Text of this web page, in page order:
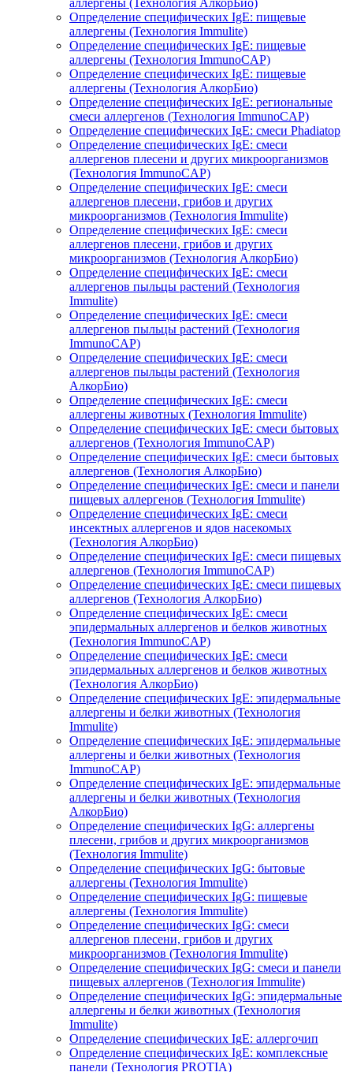
аллергены (Технология АлкорБио)
Определение специфических IgE: пищевые
аллергены (Технология Immulite)
Определение специфических IgE: пищевые
аллергены (Технология ImmunoCAP)
Определение специфических IgE: пищевые
аллергены (Технология АлкорБио)
Определение специфических IgE: региональные
смеси аллергенов (Технология ImmunoCAP)
Определение специфических IgE: смеси Phadiatop
Определение специфических IgE: смеси
аллергенов плесени и других микроорганизмов
(Технология ImmunoCAP)
Определение специфических IgE: смеси
аллергенов плесени, грибов и других
микроорганизмов (Технология Immulite)
Определение специфических IgE: смеси
аллергенов плесени, грибов и других
микроорганизмов (Технология АлкорБио)
Определение специфических IgE: смеси
аллергенов пыльцы растений (Технология
Immulite)
Определение специфических IgE: смеси
аллергенов пыльцы растений (Технология
ImmunoCAP)
Определение специфических IgE: смеси
аллергенов пыльцы растений (Технология
АлкорБио)
Определение специфических IgE: смеси
аллергены животных (Технология Immulite)
Определение специфических IgE: смеси бытовых
аллергенов (Технология ImmunoCAP)
Определение специфических IgE: смеси бытовых
аллергенов (Технология АлкорБио)
Определение специфических IgE: смеси и панели
пищевых аллергенов (Технология Immulite)
Определение специфических IgE: смеси
инсектных аллергенов и ядов насекомых
(Технология АлкорБио)
Определение специфических IgE: смеси пищевых
аллергенов (Технология ImmunoCAP)
Определение специфических IgE: смеси пищевых
аллергенов (Технология АлкорБио)
Определение специфических IgE: смеси
эпидермальных аллергенов и белков животных
(Технология ImmunoCAP)
Определение специфических IgE: смеси
эпидермальных аллергенов и белков животных
(Технология АлкорБио)
Определение специфических IgE: эпидермальные
аллергены и белки животных (Технология
Immulite)
Определение специфических IgE: эпидермальные
аллергены и белки животных (Технология
ImmunoCAP)
Определение специфических IgE: эпидермальные
аллергены и белки животных (Технология
АлкорБио)
Определение специфических IgG: аллергены
плесени, грибов и других микроорганизмов
(Технология Immulite)
Определение специфических IgG: бытовые
аллергены (Технология Immulite)
Определение специфических IgG: пищевые
аллергены (Технология Immulite)
Определение специфических IgG: смеси
аллергенов плесени, грибов и других
микроорганизмов (Технология Immulite)
Определение специфических IgG: смеси и панели
пищевых аллергенов (Технология Immulite)
Определение специфических IgG: эпидермальные
аллергены и белки животных (Технология
Immulite)
Определение специфических IgЕ: аллергочип
Определение специфических IgЕ: комплексные
панели (Технология PROTIA)